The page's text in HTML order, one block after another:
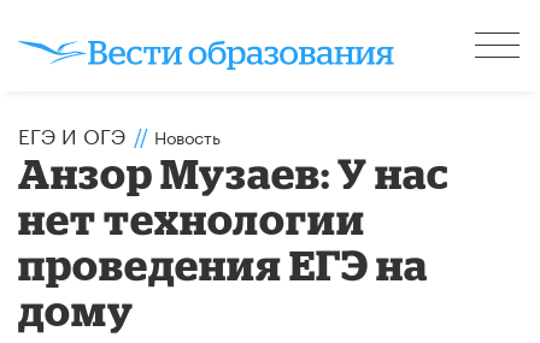
ЕГЭ И ОГЭ // Новость
Анзор Музаев: У нас
нет технологии
проведения ЕГЭ на
дому